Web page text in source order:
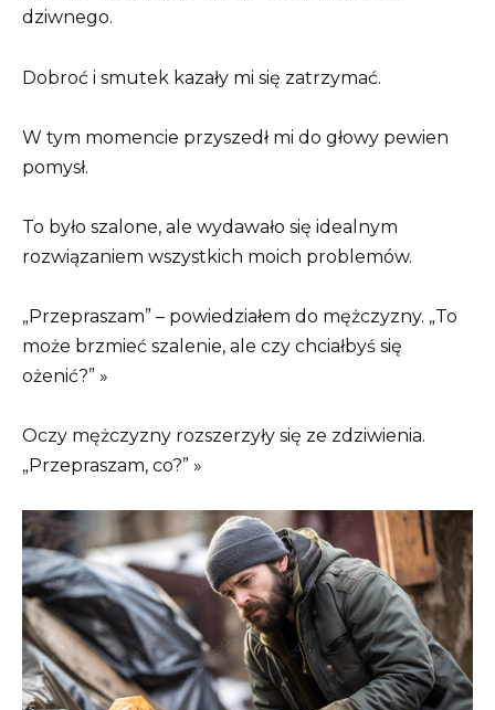
dziwnego.
Dobroć i smutek kazały mi się zatrzymać.
W tym momencie przyszedł mi do głowy pewien
pomysł.
To było szalone, ale wydawało się idealnym
rozwiązaniem wszystkich moich problemów.
„Przepraszam” – powiedziałem do mężczyzny. „To
może brzmieć szalenie, ale czy chciałbyś się
ożenić?” »
Oczy mężczyzny rozszerzyły się ze zdziwienia.
„Przepraszam, co?” »